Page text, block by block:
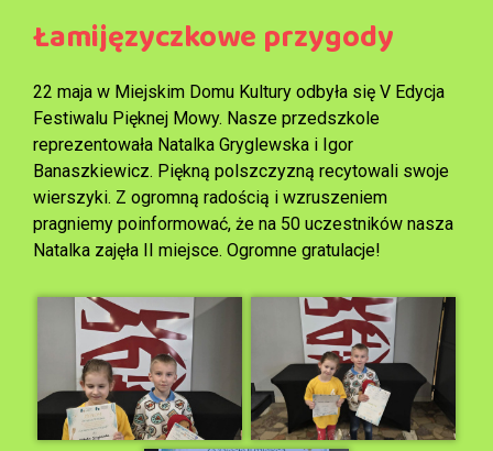
Łamijęzyczkowe przygody
22 maja w Miejskim Domu Kultury odbyła się V Edycja
Festiwalu Pięknej Mowy. Nasze przedszkole
reprezentowała Natalka Gryglewska i Igor
Banaszkiewicz. Piękną polszczyzną recytowali swoje
wierszyki. Z ogromną radością i wzruszeniem
pragniemy poinformować, że na 50 uczestników nasza
Natalka zajęła II miejsce. Ogromne gratulacje!